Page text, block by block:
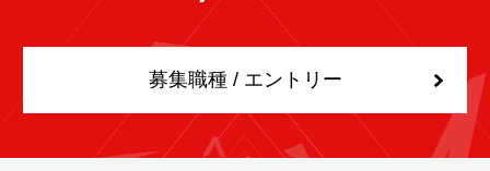
募集職種 / エントリー